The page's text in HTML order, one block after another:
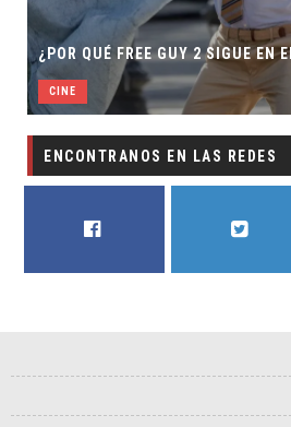
¿POR QUÉ FREE GUY 2 SIGUE EN
CINE
ENCONTRANOS EN LAS REDES